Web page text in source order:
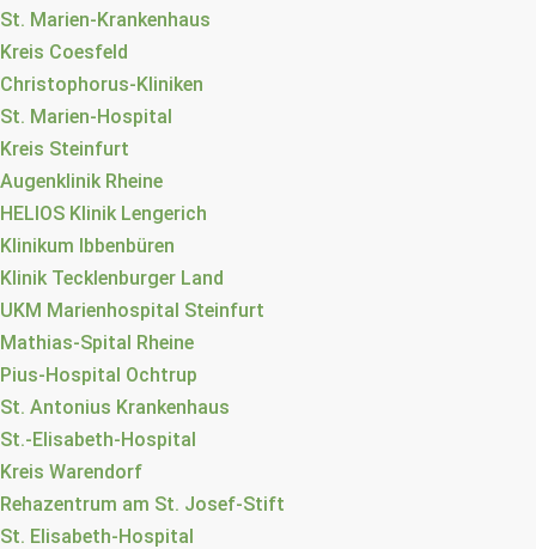
St. Marien-Krankenhaus
Kreis Coesfeld
Christophorus-Kliniken
St. Marien-Hospital
Kreis Steinfurt
Augenklinik Rheine
HELIOS Klinik Lengerich
Klinikum Ibbenbüren
Klinik Tecklenburger Land
UKM Marienhospital Steinfurt
Mathias-Spital Rheine
Pius-Hospital Ochtrup
St. Antonius Krankenhaus
St.-Elisabeth-Hospital
Kreis Warendorf
Rehazentrum am St. Josef-Stift
St. Elisabeth-Hospital